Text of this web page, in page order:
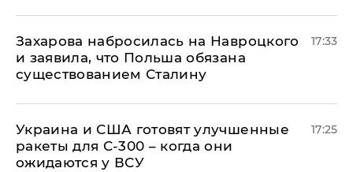
​Захарова набросилась на Навроцкого
и заявила, что Польша обязана
существованием Сталину
17:33
Украина и США готовят улучшенные
ракеты для С-300 – когда они
ожидаются у ВСУ
17:25